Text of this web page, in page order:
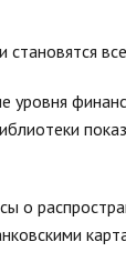
уровня
о